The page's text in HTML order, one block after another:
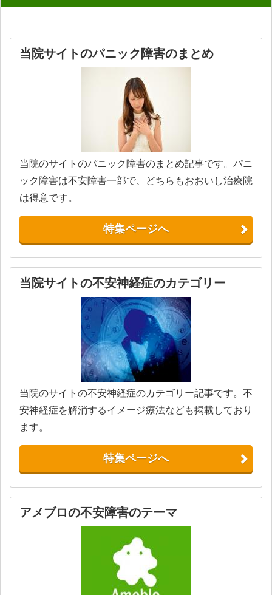
当院サイトのパニック障害のまとめ
当院のサイトのパニック障害のまとめ記事です。パニ
ック障害は不安障害一部で、どちらもおおいし治療院
は得意です。
特集ページへ
当院サイトの不安神経症のカテゴリー
当院のサイトの不安神経症のカテゴリー記事です。不
安神経症を解消するイメージ療法なども掲載しており
ます。
特集ページへ
アメブロの不安障害のテーマ